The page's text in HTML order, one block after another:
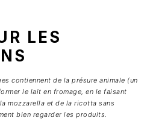
LES
contiennent de la présure animale (un
le lait en fromage, en le faisant
mozzarella et de la ricotta sans
bien regarder les produits.